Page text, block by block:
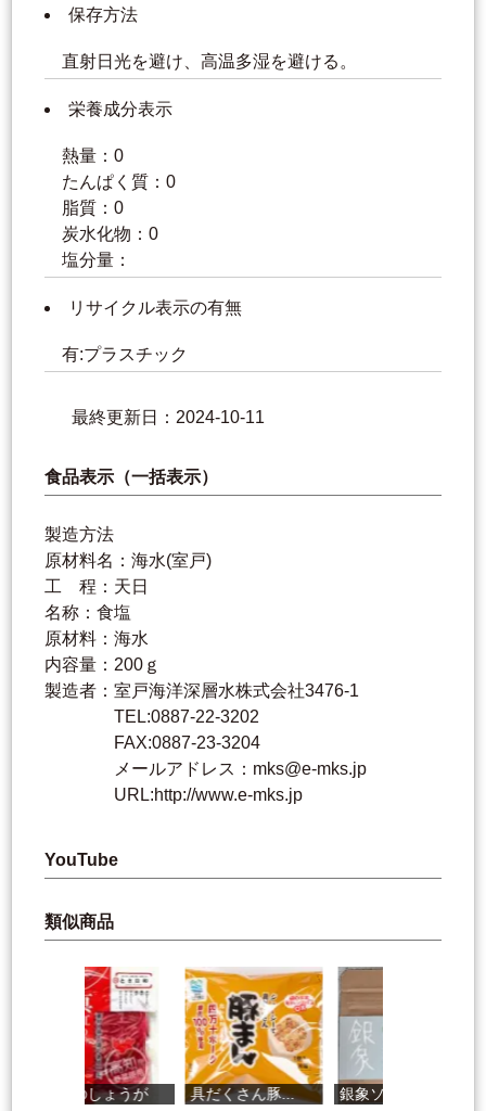
保存方法
直射日光を避け、高温多湿を避ける。
栄養成分表示
熱量：0
たんぱく質：0
脂質：0
炭水化物：0
塩分量：
リサイクル表示の有無
有:プラスチック
最終更新日：2024-10-11
食品表示（一括表示）
製造方法
原材料名：海水(室戸)
工 程：天日
名称：食塩
原材料：海水
内容量：200ｇ
製造者：室戸海洋深層水株式会社3476-1
TEL:0887-22-3202
FAX:0887-23-3204
メールアドレス：mks@e-mks.jp
URL:http://www.e-mks.jp
YouTube
類似商品
真紅のしょうが 具だくさん豚... 銀象ソルト ...